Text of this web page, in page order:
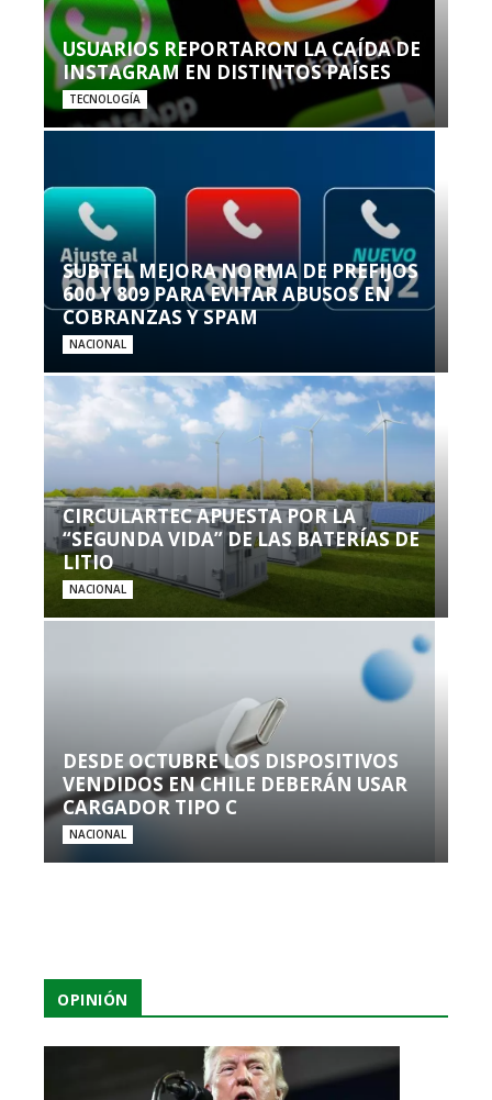
USUARIOS REPORTARON LA CAÍDA DE
INSTAGRAM EN DISTINTOS PAÍSES
TECNOLOGÍA
SUBTEL MEJORA NORMA DE PREFIJOS
600 Y 809 PARA EVITAR ABUSOS EN
COBRANZAS Y SPAM
NACIONAL
CIRCULARTEC APUESTA POR LA
“SEGUNDA VIDA” DE LAS BATERÍAS DE
LITIO
NACIONAL
DESDE OCTUBRE LOS DISPOSITIVOS
VENDIDOS EN CHILE DEBERÁN USAR
CARGADOR TIPO C
NACIONAL
OPINIÓN